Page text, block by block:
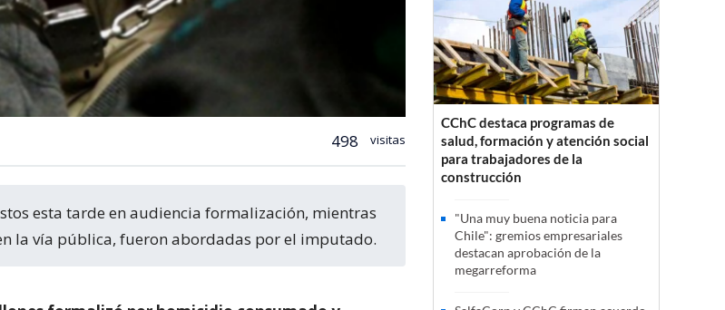
498 visitas
la vía pública, fueron abordadas por el imputado.
CChC destaca programas de
salud, formación y atención social
para trabajadores de la
construcción
"Una muy buena noticia para
Chile": gremios empresariales
destacan aprobación de la
megarreforma